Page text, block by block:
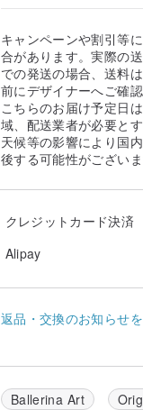
キャンペーンや割引等
合があります。実際の
での発送の場合、送料
前にデザイナーへご確認
こちらのお届け予定日
域、配送業者が必要と
天候等の影響により国
後する可能性がござい
クレジットカード決済
Alipay
返品・交換のお知らせ
Ballerina Art